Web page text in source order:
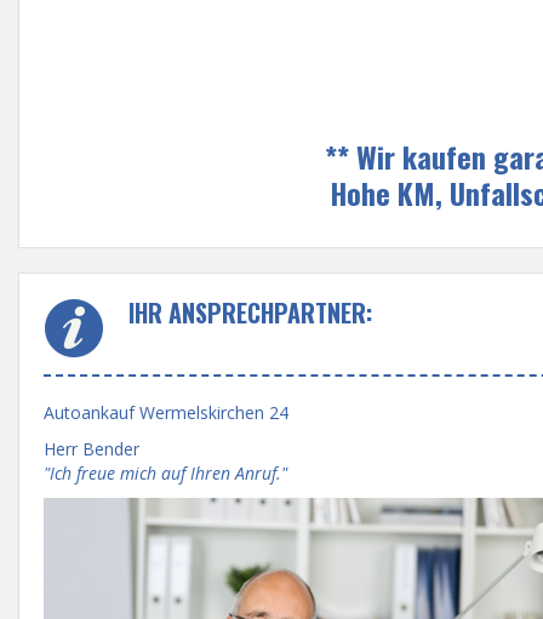
** Wir kaufen
Hohe KM,
IHR ANSPRECHPARTNER:
Autoankauf Wermelskirchen 24
Herr Bender
"Ich freue mich auf Ihren Anruf."